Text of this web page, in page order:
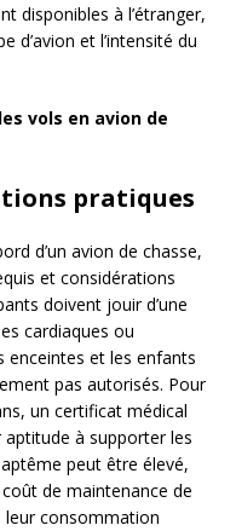
disponibles à l’étranger,
d’avion et l’intensité du
vols en avion de
pratiques
d’un avion de chasse,
et considérations
doivent jouir d’une
cardiaques ou
enceintes et les enfants
pas autorisés. Pour
un certificat médical
à supporter les
peut être élevé,
de maintenance de
leur consommation